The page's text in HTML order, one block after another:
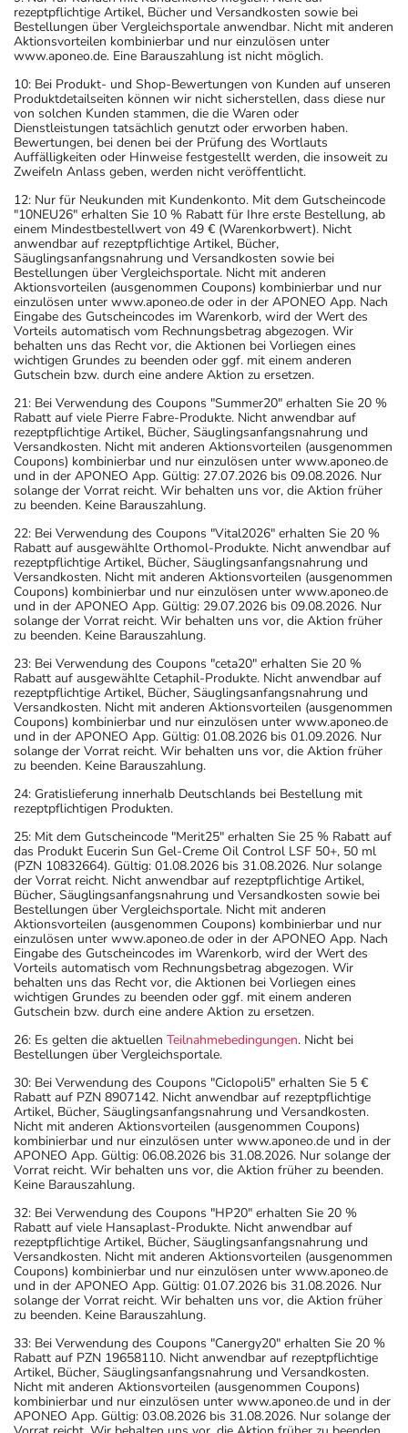
rezeptpflichtige Artikel, Bücher und Versandkosten sowie bei
Bestellungen über Vergleichsportale anwendbar. Nicht mit anderen
Aktionsvorteilen kombinierbar und nur einzulösen unter
www.aponeo.de. Eine Barauszahlung ist nicht möglich.
10: Bei Produkt- und Shop-Bewertungen von Kunden auf unseren
Produktdetailseiten können wir nicht sicherstellen, dass diese nur
von solchen Kunden stammen, die die Waren oder
Dienstleistungen tatsächlich genutzt oder erworben haben.
Bewertungen, bei denen bei der Prüfung des Wortlauts
Auffälligkeiten oder Hinweise festgestellt werden, die insoweit zu
Zweifeln Anlass geben, werden nicht veröffentlicht.
12: Nur für Neukunden mit Kundenkonto. Mit dem Gutscheincode
"10NEU26" erhalten Sie 10 % Rabatt für Ihre erste Bestellung, ab
einem Mindestbestellwert von 49 € (Warenkorbwert). Nicht
anwendbar auf rezeptpflichtige Artikel, Bücher,
Säuglingsanfangsnahrung und Versandkosten sowie bei
Bestellungen über Vergleichsportale. Nicht mit anderen
Aktionsvorteilen (ausgenommen Coupons) kombinierbar und nur
einzulösen unter www.aponeo.de oder in der APONEO App. Nach
Eingabe des Gutscheincodes im Warenkorb, wird der Wert des
Vorteils automatisch vom Rechnungsbetrag abgezogen. Wir
behalten uns das Recht vor, die Aktionen bei Vorliegen eines
wichtigen Grundes zu beenden oder ggf. mit einem anderen
Gutschein bzw. durch eine andere Aktion zu ersetzen.
21: Bei Verwendung des Coupons "Summer20" erhalten Sie 20 %
Rabatt auf viele Pierre Fabre-Produkte. Nicht anwendbar auf
rezeptpflichtige Artikel, Bücher, Säuglingsanfangsnahrung und
Versandkosten. Nicht mit anderen Aktionsvorteilen (ausgenommen
Coupons) kombinierbar und nur einzulösen unter www.aponeo.de
und in der APONEO App. Gültig: 27.07.2026 bis 09.08.2026. Nur
solange der Vorrat reicht. Wir behalten uns vor, die Aktion früher
zu beenden. Keine Barauszahlung.
22: Bei Verwendung des Coupons "Vital2026" erhalten Sie 20 %
Rabatt auf ausgewählte Orthomol-Produkte. Nicht anwendbar auf
rezeptpflichtige Artikel, Bücher, Säuglingsanfangsnahrung und
Versandkosten. Nicht mit anderen Aktionsvorteilen (ausgenommen
Coupons) kombinierbar und nur einzulösen unter www.aponeo.de
und in der APONEO App. Gültig: 29.07.2026 bis 09.08.2026. Nur
solange der Vorrat reicht. Wir behalten uns vor, die Aktion früher
zu beenden. Keine Barauszahlung.
23: Bei Verwendung des Coupons "ceta20" erhalten Sie 20 %
Rabatt auf ausgewählte Cetaphil-Produkte. Nicht anwendbar auf
rezeptpflichtige Artikel, Bücher, Säuglingsanfangsnahrung und
Versandkosten. Nicht mit anderen Aktionsvorteilen (ausgenommen
Coupons) kombinierbar und nur einzulösen unter www.aponeo.de
und in der APONEO App. Gültig: 01.08.2026 bis 01.09.2026. Nur
solange der Vorrat reicht. Wir behalten uns vor, die Aktion früher
zu beenden. Keine Barauszahlung.
24: Gratislieferung innerhalb Deutschlands bei Bestellung mit
rezeptpflichtigen Produkten.
25: Mit dem Gutscheincode "Merit25" erhalten Sie 25 % Rabatt auf
das Produkt Eucerin Sun Gel-Creme Oil Control LSF 50+, 50 ml
(PZN 10832664). Gültig: 01.08.2026 bis 31.08.2026. Nur solange
der Vorrat reicht. Nicht anwendbar auf rezeptpflichtige Artikel,
Bücher, Säuglingsanfangsnahrung und Versandkosten sowie bei
Bestellungen über Vergleichsportale. Nicht mit anderen
Aktionsvorteilen (ausgenommen Coupons) kombinierbar und nur
einzulösen unter www.aponeo.de oder in der APONEO App. Nach
Eingabe des Gutscheincodes im Warenkorb, wird der Wert des
Vorteils automatisch vom Rechnungsbetrag abgezogen. Wir
behalten uns das Recht vor, die Aktionen bei Vorliegen eines
wichtigen Grundes zu beenden oder ggf. mit einem anderen
Gutschein bzw. durch eine andere Aktion zu ersetzen.
26: Es gelten die aktuellen Teilnahmebedingungen. Nicht bei
Bestellungen über Vergleichsportale.
30: Bei Verwendung des Coupons "Ciclopoli5" erhalten Sie 5 €
Rabatt auf PZN 8907142. Nicht anwendbar auf rezeptpflichtige
Artikel, Bücher, Säuglingsanfangsnahrung und Versandkosten.
Nicht mit anderen Aktionsvorteilen (ausgenommen Coupons)
kombinierbar und nur einzulösen unter www.aponeo.de und in der
APONEO App. Gültig: 06.08.2026 bis 31.08.2026. Nur solange der
Vorrat reicht. Wir behalten uns vor, die Aktion früher zu beenden.
Keine Barauszahlung.
32: Bei Verwendung des Coupons "HP20" erhalten Sie 20 %
Rabatt auf viele Hansaplast-Produkte. Nicht anwendbar auf
rezeptpflichtige Artikel, Bücher, Säuglingsanfangsnahrung und
Versandkosten. Nicht mit anderen Aktionsvorteilen (ausgenommen
Coupons) kombinierbar und nur einzulösen unter www.aponeo.de
und in der APONEO App. Gültig: 01.07.2026 bis 31.08.2026. Nur
solange der Vorrat reicht. Wir behalten uns vor, die Aktion früher
zu beenden. Keine Barauszahlung.
33: Bei Verwendung des Coupons "Canergy20" erhalten Sie 20 %
Rabatt auf PZN 19658110. Nicht anwendbar auf rezeptpflichtige
Artikel, Bücher, Säuglingsanfangsnahrung und Versandkosten.
Nicht mit anderen Aktionsvorteilen (ausgenommen Coupons)
kombinierbar und nur einzulösen unter www.aponeo.de und in der
APONEO App. Gültig: 03.08.2026 bis 31.08.2026. Nur solange der